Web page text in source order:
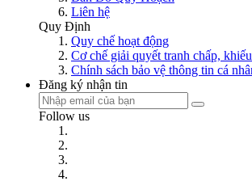
Liên hệ
Quy Định
Quy chế hoạt động
Cơ chế giải quyết tranh chấp,
Chính sách bảo vệ thông tin cá
Đăng ký nhận tin
Follow us